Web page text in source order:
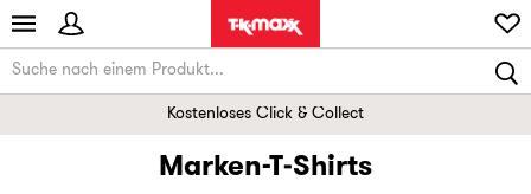
Kostenloses Click & Collect
Marken-T‑Shirts